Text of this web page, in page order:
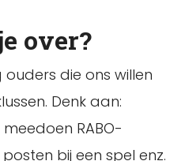
over?
die ons willen
Denk aan:
RABO-
bij een spel enz.